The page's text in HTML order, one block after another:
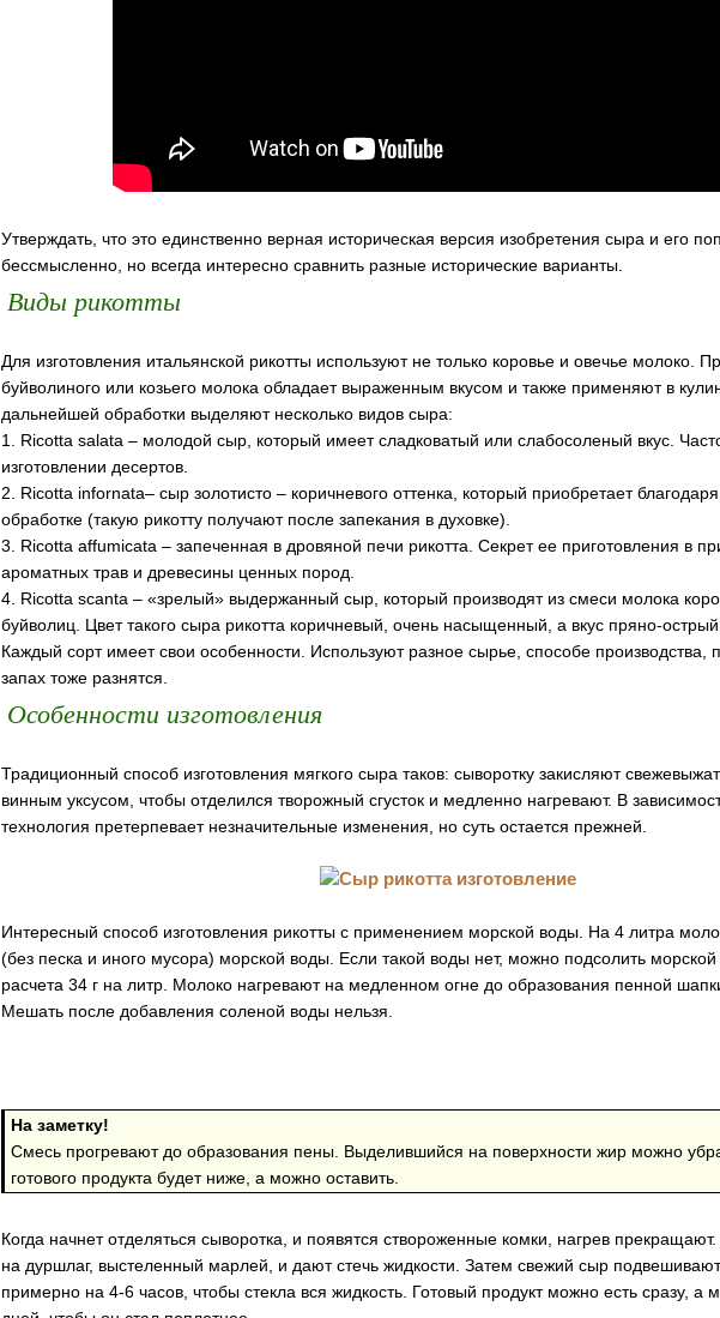
Утверждать, что это единственно верная историческая версия изобретения сыра и его
бессмысленно, но всегда интересно сравнить разные исторические варианты.
Виды рикотты
Для изготовления итальянской рикотты используют не только коровье и овечье молоко.
буйволиного или козьего молока обладает выраженным вкусом и также применяют в
дальнейшей обработки выделяют несколько видов сыра:
1. Ricotta salata – молодой сыр, который имеет сладковатый или слабосоленый вкус.
изготовлении десертов.
2. Ricotta infornata– сыр золотисто – коричневого оттенка, который приобретает
обработке (такую рикотту получают после запекания в духовке).
3. Ricotta affumicata – запеченная в дровяной печи рикотта. Секрет ее приготовления в
ароматных трав и древесины ценных пород.
4. Ricotta scanta – «зрелый» выдержанный сыр, который производят из смеси молока
буйволиц. Цвет такого сыра рикотта коричневый, очень насыщенный, а вкус пряно-острый.
Каждый сорт имеет свои особенности. Используют разное сырье, способе производства,
запах тоже разнятся.
Особенности изготовления
Традиционный способ изготовления мягкого сыра таков: сыворотку закисляют
винным уксусом, чтобы отделился творожный сгусток и медленно нагревают. В
технология претерпевает незначительные изменения, но суть остается прежней.
Интересный способ изготовления рикотты с применением морской воды. На 4 литра
(без песка и иного мусора) морской воды. Если такой воды нет, можно подсолить
расчета 34 г на литр. Молоко нагревают на медленном огне до образования пенной
Мешать после добавления соленой воды нельзя.
На заметку!
Смесь прогревают до образования пены. Выделившийся на поверхности жир можно
готового продукта будет ниже, а можно оставить.
Когда начнет отделяться сыворотка, и появятся створоженные комки, нагрев
на дуршлаг, выстеленный марлей, и дают стечь жидкости. Затем свежий сыр
примерно на 4-6 часов, чтобы стекла вся жидкость. Готовый продукт можно есть сразу, а